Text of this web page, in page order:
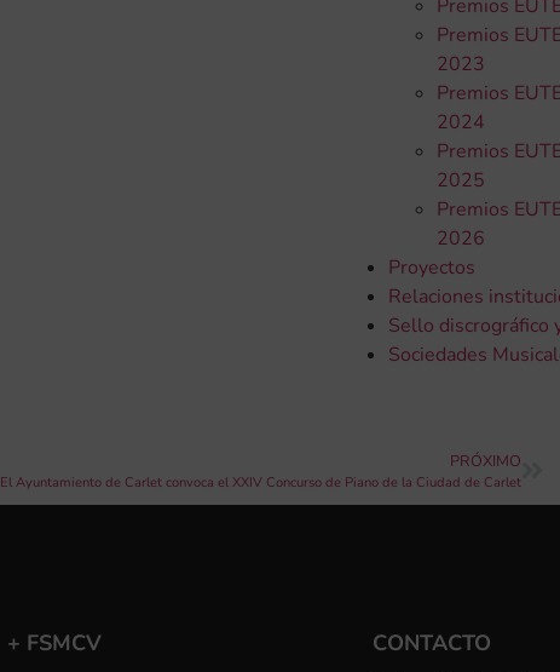
Premios
Premios
2023
Premios
2024
Premios
2025
Premios
2026
Proyectos
Relaciones
Sello discrográfico
Sociedades
PRÓXIMO
El Ayuntamiento de Carlet convoca el XXIV Concurso de Piano de la Ciudad de Carlet
+ FSMCV CONTACTO